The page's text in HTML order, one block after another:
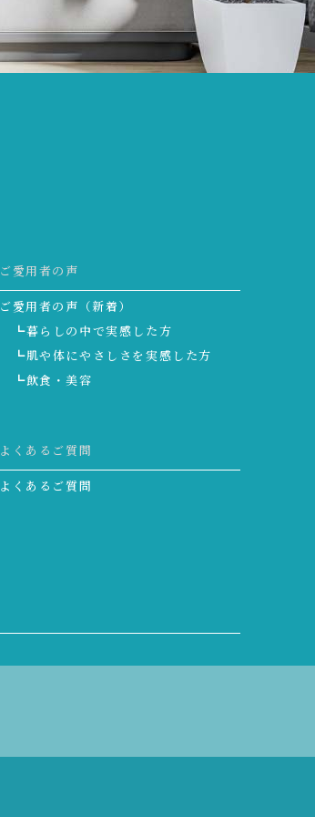
ご愛用者の声
ご愛用者の声（新着）
┗暮らしの中で実感した方
┗肌や体にやさしさを実感した方
┗飲食・美容
よくあるご質問
よくあるご質問